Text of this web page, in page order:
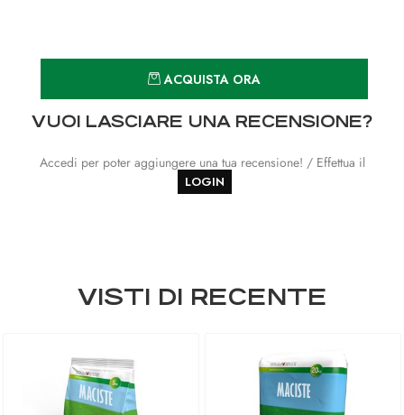
ACQUISTA ORA
VUOI LASCIARE UNA RECENSIONE?
Accedi per poter aggiungere una tua recensione! / Effettua il
LOGIN
VISTI DI RECENTE